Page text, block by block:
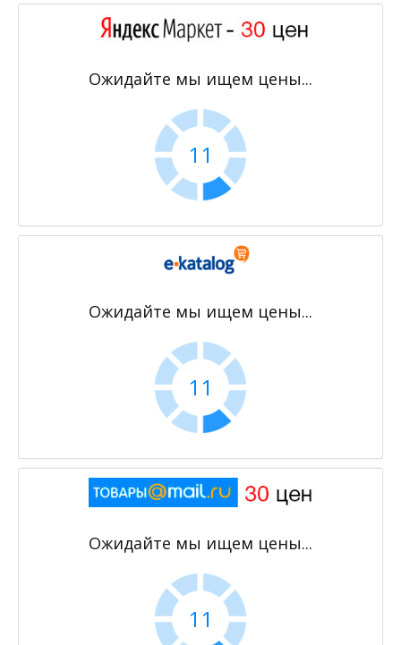
Ожидайте мы ищем цены...
11
Ожидайте мы ищем цены...
11
Ожидайте мы ищем цены...
11